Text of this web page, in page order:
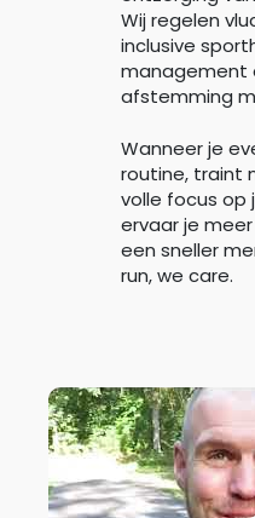
Wij regelen
inclusive
management
afstemming
Wanneer je
routine, traint
volle focus op
ervaar je
een sneller
run, we care.